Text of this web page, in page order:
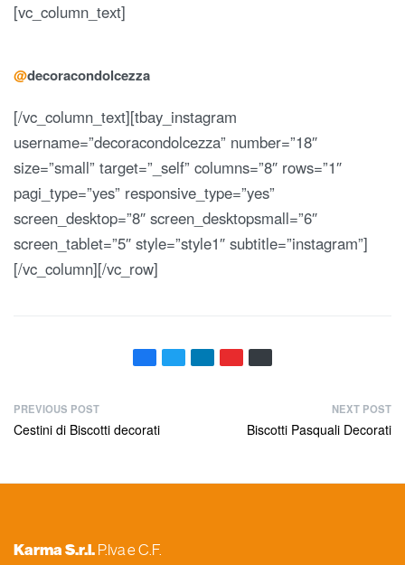
[vc_column_text]
@decoracondolcezza
[/vc_column_text][tbay_instagram
username=”decoracondolcezza” number=”18″
size=”small” target=”_self” columns=”8″ rows=”1″
pagi_type=”yes” responsive_type=”yes”
screen_desktop=”8″ screen_desktopsmall=”6″
screen_tablet=”5″ style=”style1″ subtitle=”instagram”]
[/vc_column][/vc_row]
PREVIOUS POST
Cestini di Biscotti decorati
NEXT POST
Biscotti Pasquali Decorati
Karma S.r.l. P.Iva e C.F.